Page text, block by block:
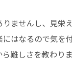
ませんし、見栄
はなるので気
難しさを教わりま